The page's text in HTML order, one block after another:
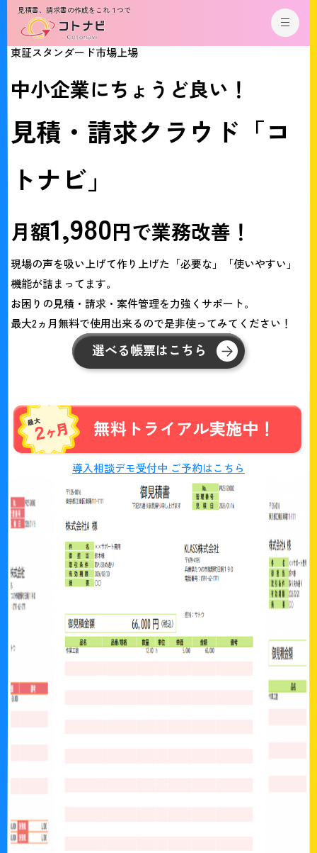
見積書、請求書の作成をこれ１つで
東証スタンダード市場上場
中小企業にち ょ う ど良い ！
見積 ・ 請求ク ラ ウ ド 「コ
トナ ビ 」
月額1,980円で業務改善 ！
現場の声を吸い上げて作り上げた「必要な」「使いやすい」
機能が詰まってます。
お困りの見積・請求・案件管理を力強くサポート。
最大2ヵ月無料で使用出来るので是非使ってみてください！
選べる帳票はこちら
導入相談デモ受付中 ご予約はこちら